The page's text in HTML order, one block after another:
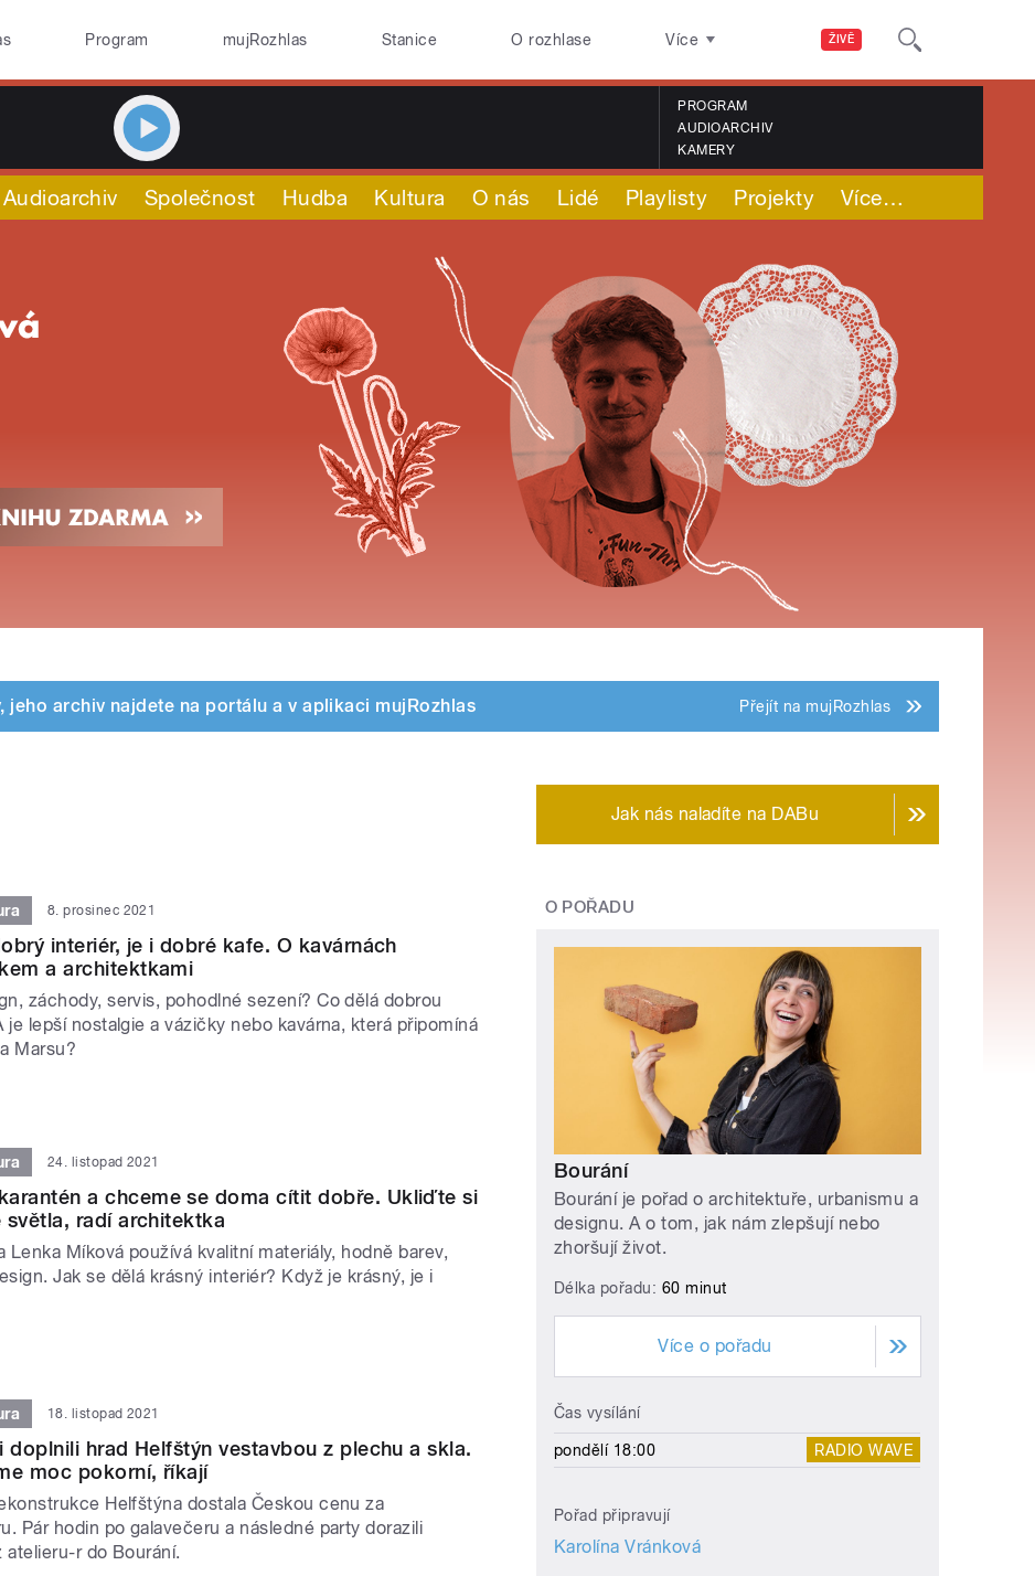
ŽIVĚ
Program mujRozhlas Stanice O rozhlase Více
PROGRAM
AUDIOARCHIV
KAMERY
Audioarchiv Společnost Hudba Kultura O nás Lidé Playlisty Projekty Více…
jeho archiv najdete na portálu a v aplikaci mujRozhlas Přejít na mujRozhlas
8. prosinec 2021
interiér, je i dobré kafe. O kavárnách
a architektkami
záchody, servis, pohodlné sezení? Co dělá dobrou
je lepší nostalgie a vázičky nebo kavárna, která připomíná
Marsu?
24. listopad 2021
a chceme se doma cítit dobře. Ukliďte si
světla, radí architektka
Lenka Míková používá kvalitní materiály, hodně barev,
Jak se dělá krásný interiér? Když je krásný, je i
18. listopad 2021
doplnili hrad Helfštýn vestavbou z plechu a skla.
moc pokorní, říkají
Helfštýna dostala Českou cenu za
Pár hodin po galavečeru a následné party dorazili
atelieru-r do Bourání.
Jak nás naladíte na DABu
O POŘADU
Bourání
Bourání je pořad o architektuře, urbanismu a
designu. A o tom, jak nám zlepšují nebo
zhoršují život.
Délka pořadu: 60 minut
Více o pořadu
Čas vysílání
pondělí 18:00 RADIO WAVE
Pořad připravují
Karolína Vránková